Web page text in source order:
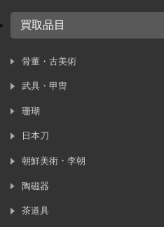
買取品目
骨董・古美術
武具・甲冑
珊瑚
日本刀
朝鮮美術・李朝
陶磁器
茶道具